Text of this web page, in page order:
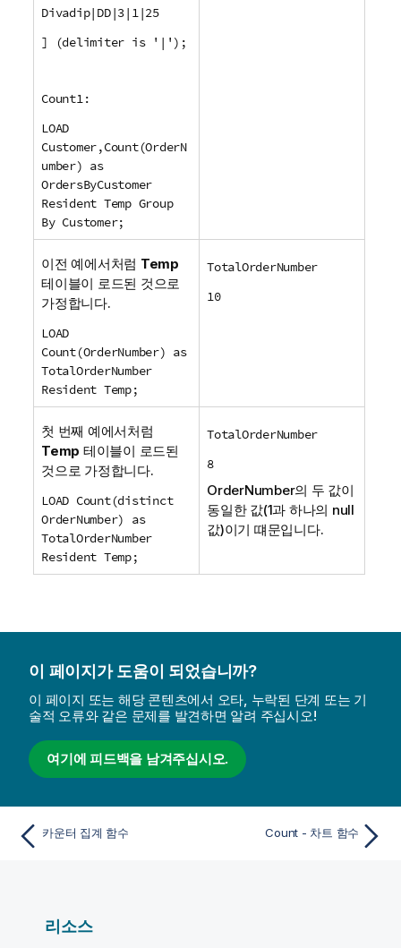
Divadip|DD|3|1|25
] (delimiter is '|');
Count1:
LOAD
Customer,Count(OrderN
umber) as
OrdersByCustomer
Resident Temp Group
By Customer;
이전 예에서처럼 Temp
테이블이 로드된 것으로
가정합니다.
LOAD
Count(OrderNumber) as
TotalOrderNumber
Resident Temp;
TotalOrderNumber
10
첫 번째 예에서처럼
Temp 테이블이 로드된
것으로 가정합니다.
LOAD Count(distinct
OrderNumber) as
TotalOrderNumber
Resident Temp;
TotalOrderNumber
8
OrderNumber의 두 값이
동일한 값(1과 하나의 null
값)이기 떄문입니다.
이 페이지가 도움이 되었습니까?
이 페이지 또는 해당 콘텐츠에서 오타, 누락된 단계 또는 기
술적 오류와 같은 문제를 발견하면 알려 주십시오!
여기에 피드백을 남겨주십시오.
카운터 집계 함수 Count - 차트 함수
리소스